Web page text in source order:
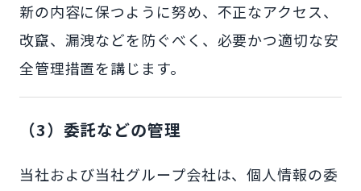
新の内容に保つように努め、不正なアクセス、
改竄、漏洩などを防ぐべく、必要かつ適切な安
全管理措置を講じます。
（3）委託などの管理
当社および当社グループ会社は、個人情報の委